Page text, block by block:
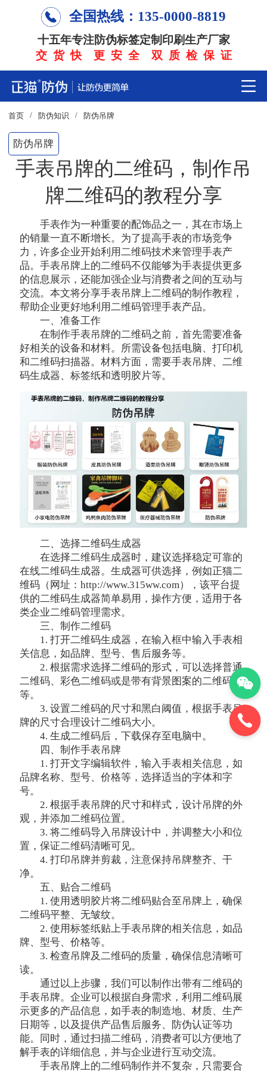
全国热线：135-0000-8819
十五年专注防伪标签定制印刷生产厂家
交 货 快 更 安 全 双 质 检 保 证
首页 / 防伪知识 / 防伪吊牌
防伪吊牌
手表吊牌的二维码，制作吊
牌二维码的教程分享
手表作为一种重要的配饰品之一，其在市场上
的销量一直不断增长。为了提高手表的市场竞争
力，许多企业开始利用二维码技术来管理手表产
品。手表吊牌上的二维码不仅能够为手表提供更多
的信息展示，还能加强企业与消费者之间的互动与
交流。本文将分享手表吊牌上二维码的制作教程，
帮助企业更好地利用二维码管理手表产品。
一、准备工作
在制作手表吊牌的二维码之前，首先需要准备
好相关的设备和材料。所需设备包括电脑、打印机
和二维码扫描器。材料方面，需要手表吊牌、二维
码生成器、标签纸和透明胶片等。
二、选择二维码生成器
在选择二维码生成器时，建议选择稳定可靠的
在线二维码生成器。生成器可供选择，例如正猫二
维码（网址：http://www.315ww.com），该平台提
供的二维码生成器简单易用，操作方便，适用于各
类企业二维码管理需求。
三、制作二维码
1. 打开二维码生成器，在输入框中输入手表相
关信息，如品牌、型号、售后服务等。
2. 根据需求选择二维码的形式，可以选择普通
二维码、彩色二维码或是带有背景图案的二维码
等。
3. 设置二维码的尺寸和黑白阈值，根据手表吊
牌的尺寸合理设计二维码大小。
4. 生成二维码后，下载保存至电脑中。
四、制作手表吊牌
1. 打开文字编辑软件，输入手表相关信息，如
品牌名称、型号、价格等，选择适当的字体和字
号。
2. 根据手表吊牌的尺寸和样式，设计吊牌的外
观，并添加二维码位置。
3. 将二维码导入吊牌设计中，并调整大小和位
置，保证二维码清晰可见。
4. 打印吊牌并剪裁，注意保持吊牌整齐、干
净。
五、贴合二维码
1. 使用透明胶片将二维码贴合至吊牌上，确保
二维码平整、无皱纹。
2. 使用标签纸贴上手表吊牌的相关信息，如品
牌、型号、价格等。
3. 检查吊牌及二维码的质量，确保信息清晰可
读。
通过以上步骤，我们可以制作出带有二维码的
手表吊牌。企业可以根据自身需求，利用二维码展
示更多的产品信息，如手表的制造地、材质、生产
日期等，以及提供产品售后服务、防伪认证等功
能。同时，通过扫描二维码，消费者可以方便地了
解手表的详细信息，并与企业进行互动交流。
手表吊牌上的二维码制作并不复杂，只需要合